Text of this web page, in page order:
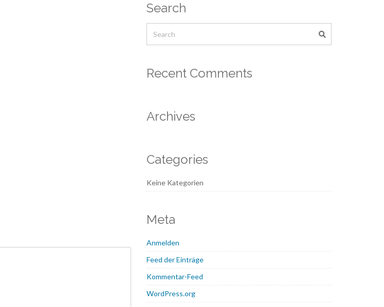
Search
Recent Comments
Archives
Categories
Keine Kategorien
Meta
Anmelden
Feed der Einträge
Kommentar-Feed
WordPress.org